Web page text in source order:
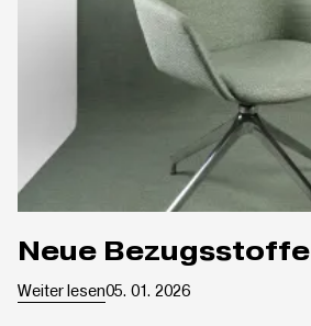
Neue Bezugsstoffe
Weiter lesen05. 01. 2026